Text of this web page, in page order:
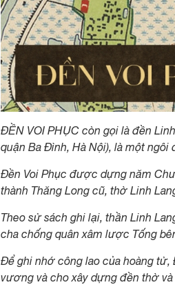
ĐỀN VOI PHỤC còn gọi là đền
quận Ba Đình, Hà Nội), là một ngôi
Đền Voi Phục được dựng năm
thành Thăng Long cũ, thờ Linh
Theo sử sách ghi lại, thần Linh
cha chống quân xâm lược Tống
Để ghi nhớ công lao của hoàng tử,
vương và cho xây dựng đền thờ